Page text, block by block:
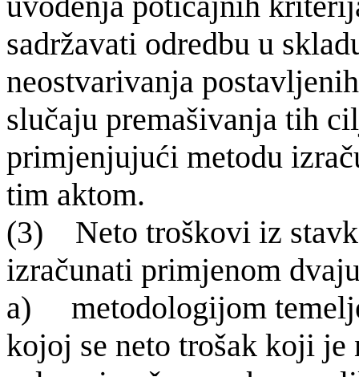
sadržavati odredbu u
neostvarivanja
slučaju premašivanja tih
primjenjujući metodu
tim aktom.
(3) Neto troškovi iz
izračunati primjenom
a) metodologijom
kojoj se neto trošak koji je